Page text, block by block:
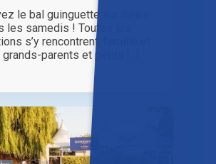
le bal guinguette sur Seine
les samedis ! Toutes les
s’y rencontrent, famille et
parents et petits [...]